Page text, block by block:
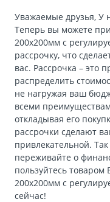
Уважаемые друзья, У
Теперь вы можете
200х200мм с
рассрочку, что
вас. Рассрочка – это
распределить
не нагружая ваш
всеми
откладывая его
рассрочки сделают
привлекательной.
переживайте о
пользуйтесь
200х200мм с
сейчас!